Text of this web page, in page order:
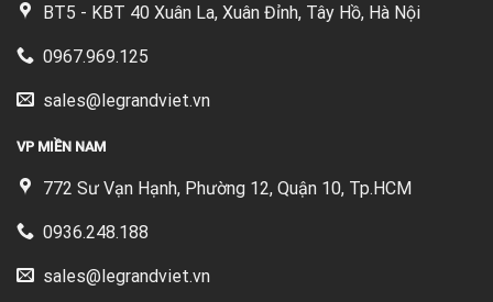
BT5 - KBT 40 Xuân La, Xuân Đỉnh, Tây Hồ, Hà Nội
0967.969.125
sales@legrandviet.vn
VP MIỀN NAM
772 Sư Vạn Hạnh, Phường 12, Quận 10, Tp.HCM
0936.248.188
sales@legrandviet.vn